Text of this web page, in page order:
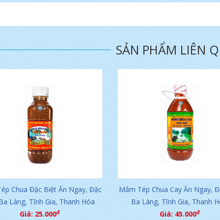
SẢN PHẨM LIÊN
Chua Đặc Biệt Ăn Ngay, Đặc
Làng, Tĩnh Gia, Thanh Hóa
Giá: 25.000đ
Mắm Tép Chua Cay Ăn Ngay,
Ba Làng, Tĩnh Gia, Thanh
Giá: 45.000đ